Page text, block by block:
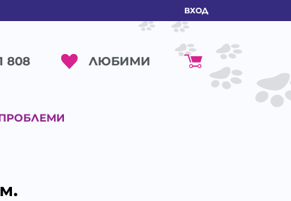
ВХОД
808 ЛЮБИМИ